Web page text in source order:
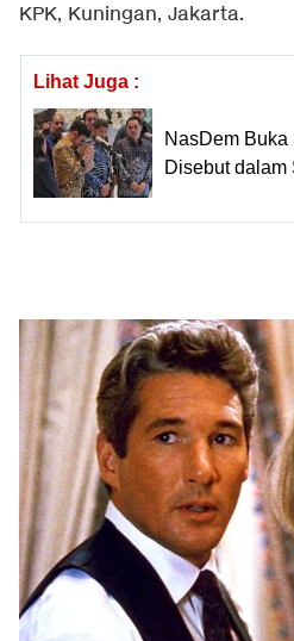
KPK, Kuningan, Jakarta.
Lihat Juga :
NasDem
Disebut dalam